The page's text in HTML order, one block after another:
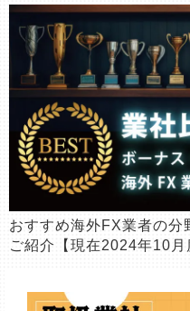
おすすめ海外FX業者の分
ご紹介【現在2024年10月